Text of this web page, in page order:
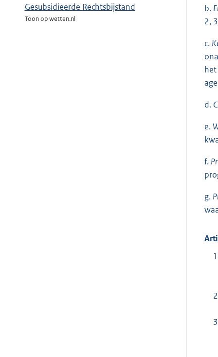
Gesubsidieerde Rechtsbijstand
Toon op wetten.nl
b.
2,
c.
d.
e.
f.
g.